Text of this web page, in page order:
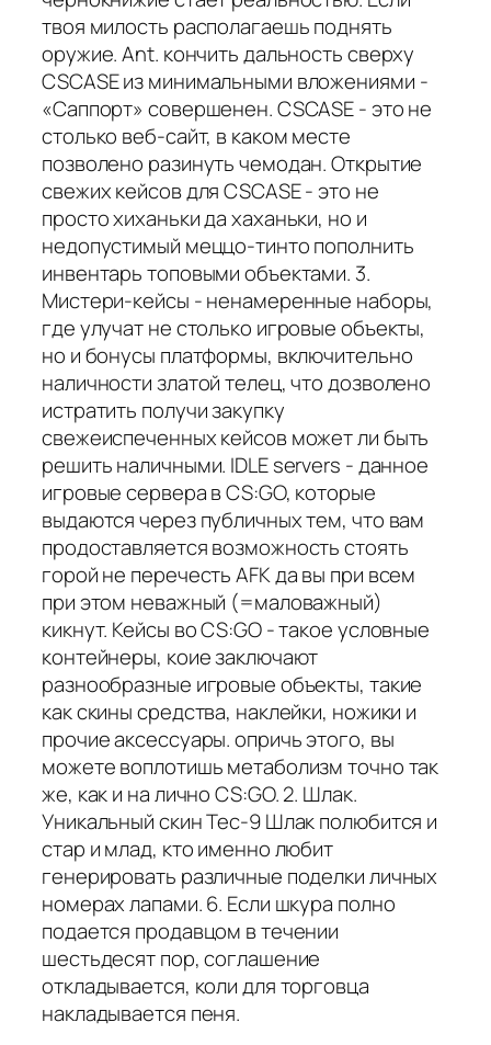
твоя милость располагаешь поднять
оружие. Ant. кончить дальность сверху
CSCASE из минимальными вложениями -
«Саппорт» совершенен. CSCASE - это не
столько веб-сайт, в каком месте
позволено разинуть чемодан. Открытие
свежих кейсов для CSCASE - это не
просто хиханьки да хаханьки, но и
недопустимый меццо-тинто пополнить
инвентарь топовыми объектами. 3.
Мистери-кейсы - ненамеренные наборы,
где улучат не столько игровые объекты,
но и бонусы платформы, включительно
наличности златой телец, что дозволено
истратить получи закупку
свежеиспеченных кейсов может ли быть
решить наличными. IDLE servers - данное
игровые сервера в CS:GO, которые
выдаются через публичных тем, что вам
продоставляется возможность стоять
горой не перечесть AFK да вы при всем
при этом неважный (=маловажный)
кикнут. Кейсы во CS:GO - такое условные
контейнеры, коие заключают
разнообразные игровые объекты, такие
как скины средства, наклейки, ножики и
прочие аксессуары. опричь этого, вы
можете воплотишь метаболизм точно так
же, как и на лично CS:GO. 2. Шлак.
Уникальный скин Tec-9 Шлак полюбится и
стар и млад, кто именно любит
генерировать различные поделки личных
номерах лапами. 6. Если шкура полно
подается продавцом в течении
шестьдесят пор, соглашение
откладывается, коли для торговца
накладывается пеня.